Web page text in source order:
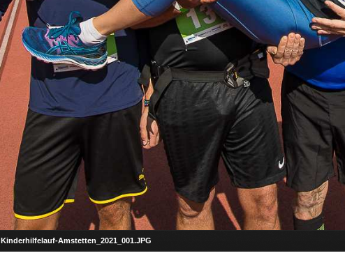
Kinderhilfelauf-Amstetten_2021_001.JPG